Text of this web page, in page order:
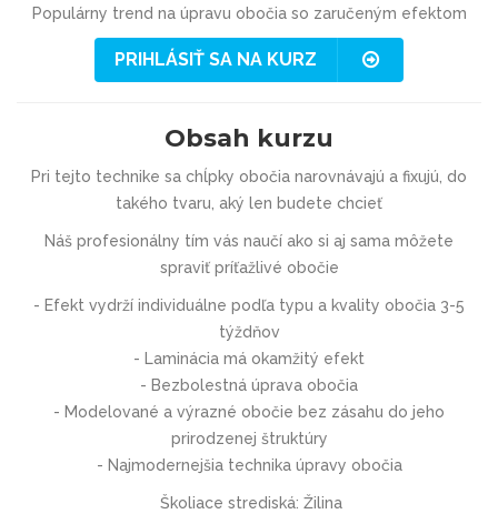
Populárny trend na úpravu obočia so zaručeným efektom
PRIHLÁSIŤ SA NA KURZ
Obsah kurzu
Pri tejto technike sa chĺpky obočia narovnávajú a fixujú, do
takého tvaru, aký len budete chcieť
Náš profesionálny tím vás naučí ako si aj sama môžete
spraviť príťažlivé obočie
- Efekt vydrží individuálne podľa typu a kvality obočia 3-5
týždňov
- Laminácia má okamžitý efekt
- Bezbolestná úprava obočia
- Modelované a výrazné obočie bez zásahu do jeho
prirodzenej štruktúry
- Najmodernejšia technika úpravy obočia
Školiace strediská: Žilina